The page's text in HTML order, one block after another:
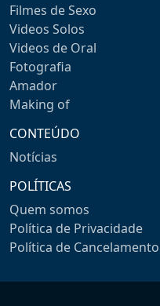
Filmes de Sexo
Videos Solos
Videos de Oral
Fotografia
Amador
Making of
CONTEÚDO
Notícias
POLÍTICAS
Quem somos
Política de Privacidade
Política de Cancelamento